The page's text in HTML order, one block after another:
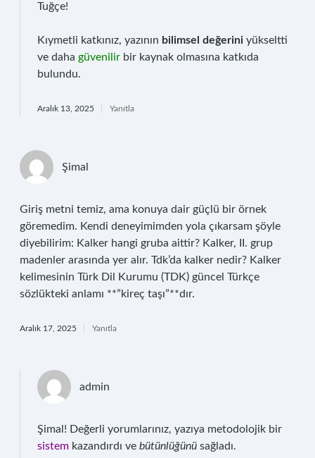
Tuğçe!
Kıymetli katkınız, yazının bilimsel değerini yükseltti
ve daha güvenilir bir kaynak olmasına katkıda
bulundu.
Aralık 13, 2025 Yanıtla
Şimal
Giriş metni temiz, ama konuya dair güçlü bir örnek
göremedim. Kendi deneyimimden yola çıkarsam şöyle
diyebilirim: Kalker hangi gruba aittir? Kalker, II. grup
madenler arasında yer alır. Tdk’da kalker nedir? Kalker
kelimesinin Türk Dil Kurumu (TDK) güncel Türkçe
sözlükteki anlamı **”kireç taşı”**dır.
Aralık 17, 2025 Yanıtla
admin
Şimal! Değerli yorumlarınız, yazıya metodolojik bir
sistem kazandırdı ve bütünlüğünü sağladı.